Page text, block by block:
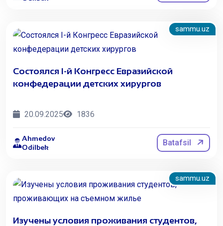
sammu.uz
Состоялся I-й Конгресс Евразийской
конфедерации детских хирургов
20.09.2025 1836
Ahmedov
Odilbek
Batafsil
sammu.uz
Изучены условия проживания студентов,